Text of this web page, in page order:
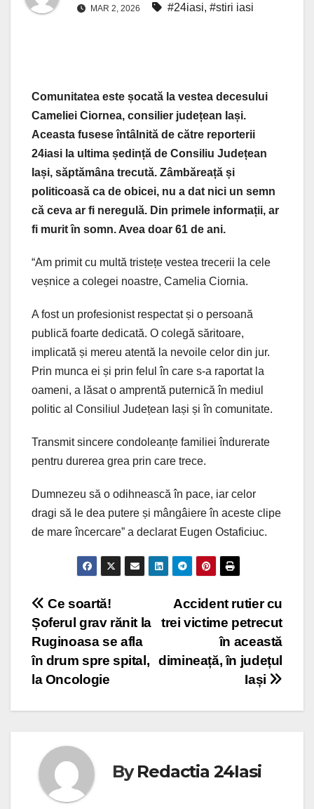
MAR 2, 2026 #24iasi, #stiri iasi
Comunitatea este șocată la vestea decesului
Cameliei Ciornea, consilier județean Iași.
Aceasta fusese întâlnită de către reporterii
24iasi la ultima ședință de Consiliu Județean
Iași, săptămâna trecută. Zâmbăreață și
politicoasă ca de obicei, nu a dat nici un semn
că ceva ar fi neregulă. Din primele informații, ar
fi murit în somn. Avea doar 61 de ani.
“Am primit cu multă tristețe vestea trecerii la cele
veșnice a colegei noastre, Camelia Ciornia.
A fost un profesionist respectat și o persoană
publică foarte dedicată. O colegă săritoare,
implicată și mereu atentă la nevoile celor din jur.
Prin munca ei și prin felul în care s-a raportat la
oameni, a lăsat o amprentă puternică în mediul
politic al Consiliul Județean Iași și în comunitate.
Transmit sincere condoleanțe familiei îndurerate
pentru durerea grea prin care trece.
Dumnezeu să o odihnească în pace, iar celor
dragi să le dea putere și mângâiere în aceste clipe
de mare încercare” a declarat Eugen Ostaficiuc.
Post
navigation
Accident rutier cu
trei victime petrecut
în această
dimineață, în județul
Iași
Ce soartă!
Șoferul grav rănit la
Ruginoasa se afla
în drum spre spital,
la Oncologie
ByRedactia 24Iasi